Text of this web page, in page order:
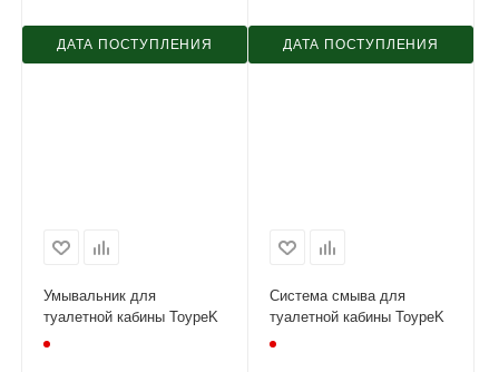
ДАТА ПОСТУПЛЕНИЯ ДАТА ПОСТУПЛЕНИЯ
Умывальник для
туалетной кабины ToypeK
Система смыва для
туалетной кабины ToypeK